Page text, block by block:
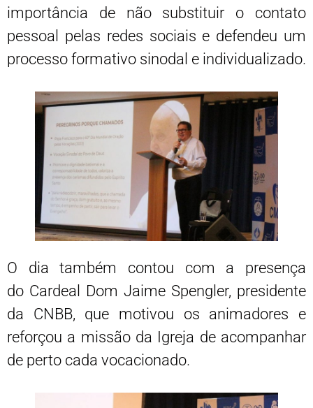
importância de não substituir o contato
pessoal pelas redes sociais e defendeu um
processo formativo sinodal e individualizado.
O dia também contou com a presença
do Cardeal Dom Jaime Spengler, presidente
da CNBB, que motivou os animadores e
reforçou a missão da Igreja de acompanhar
de perto cada vocacionado.